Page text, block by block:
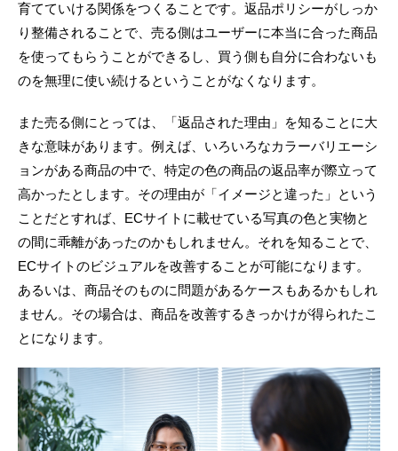
育てていける関係をつくることです。返品ポリシーがしっか
り整備されることで、売る側はユーザーに本当に合った商品
を使ってもらうことができるし、買う側も自分に合わないも
のを無理に使い続けるということがなくなります。
また売る側にとっては、「返品された理由」を知ることに大
きな意味があります。例えば、いろいろなカラーバリエーシ
ョンがある商品の中で、特定の色の商品の返品率が際立って
高かったとします。その理由が「イメージと違った」という
ことだとすれば、ECサイトに載せている写真の色と実物と
の間に乖離があったのかもしれません。それを知ることで、
ECサイトのビジュアルを改善することが可能になります。
あるいは、商品そのものに問題があるケースもあるかもしれ
ません。その場合は、商品を改善するきっかけが得られたこ
とになります。